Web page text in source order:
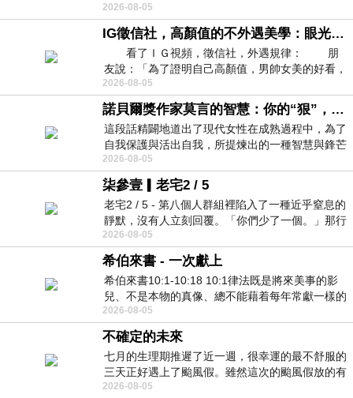
（Adam Grant），《
2026-08-05
IG徵信社，高顏值的不外遇美學：眼光太高也是一種防禦，為了證明我長得好看，我決定一輩子不外遇！
看了ＩＧ視頻，徵信社，外遇規律： 朋
友說：「為了證明自己高顏值，男帥女美的好看，
且眼光高，我決定一輩子不外遇。」
2026-08-05
諾貝爾獎作家莫言的智慧：你的“狠”，才是最好的自我保護
這段話精闢地道出了現代女性在成熟過程中，為了
自我保護與活出自我，所提煉出的一種智慧與鋒芒
的平衡。 核心解讀與看法
2026-08-05
柒參壹▎老宅2 / 5
老宅2 / 5 - 第八個人群組裡陷入了一種近乎窒息的
靜默，沒有人立刻回覆。「你們少了一個。」那行
字像一顆冰冷的鐵釘，硬生生刺進螢
2026-08-05
希伯來書 - 一次獻上
希伯來書10:1-10:18 10:1律法既是將來美事的影
兒、不是本物的真像、總不能藉着每年常獻一樣的
祭物、叫那近前來的人得以完全。 10
2026-08-05
不確定的未來
七月的生理期推遲了近一週，很幸運的最不舒服的
三天正好遇上了颱風假。雖然這次的颱風假放的有
點虛，因為風雨不大，但這也是最想要的
2026-08-05